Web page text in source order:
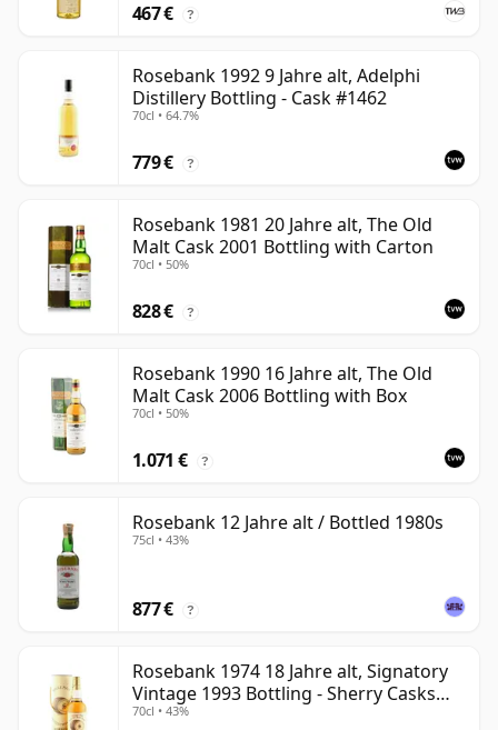
467 € ?
Rosebank 1992 9 Jahre alt, Adelphi
Distillery Bottling - Cask #1462
70cl • 64.7%
779 € ?
Rosebank 1981 20 Jahre alt, The Old
Malt Cask 2001 Bottling with Carton
70cl • 50%
828 € ?
Rosebank 1990 16 Jahre alt, The Old
Malt Cask 2006 Bottling with Box
70cl • 50%
1.071 € ?
Rosebank 12 Jahre alt / Bottled 1980s
75cl • 43%
877 € ?
Rosebank 1974 18 Jahre alt, Signatory
Vintage 1993 Bottling - Sherry Casks
#5047-5049
70cl • 43%